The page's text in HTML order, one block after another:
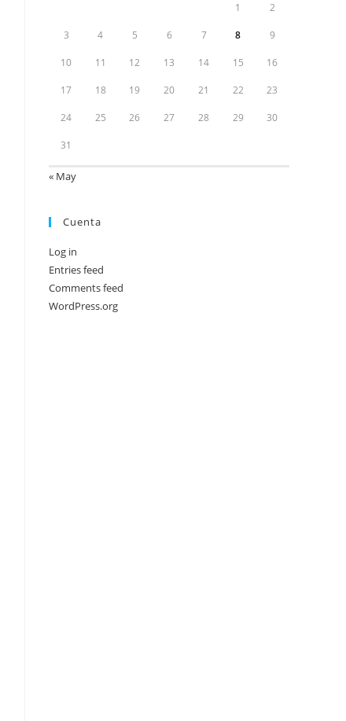
1 2
3 4 5 6 7 8 9
10 11 12 13 14 15 16
17 18 19 20 21 22 23
24 25 26 27 28 29 30
31
« May
Cuenta
Log in
Entries feed
Comments feed
WordPress.org